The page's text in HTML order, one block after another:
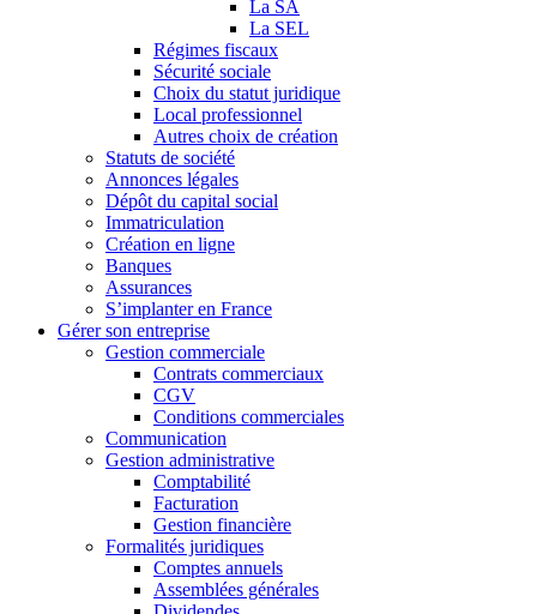
La SA
La SEL
Régimes fiscaux
Sécurité sociale
Choix du statut juridique
Local professionnel
Autres choix de création
Statuts de société
Annonces légales
Dépôt du capital social
Immatriculation
Création en ligne
Banques
Assurances
S’implanter en France
Gérer son entreprise
Gestion commerciale
Contrats commerciaux
CGV
Conditions commerciales
Communication
Gestion administrative
Comptabilité
Facturation
Gestion financière
Formalités juridiques
Comptes annuels
Assemblées générales